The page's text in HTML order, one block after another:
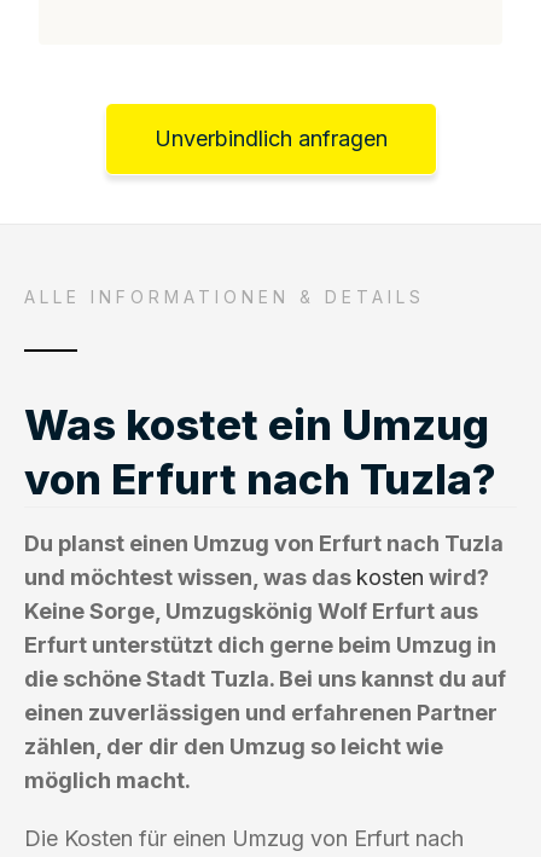
Unverbindlich anfragen
ALLE INFORMATIONEN & DETAILS
Was kostet ein Umzug
von Erfurt nach Tuzla?
Du planst einen Umzug von Erfurt nach Tuzla
und möchtest wissen, was das kosten wird?
Keine Sorge, Umzugskönig Wolf Erfurt aus
Erfurt unterstützt dich gerne beim Umzug in
die schöne Stadt Tuzla. Bei uns kannst du auf
einen zuverlässigen und erfahrenen Partner
zählen, der dir den Umzug so leicht wie
möglich macht.
Die Kosten für einen Umzug von Erfurt nach